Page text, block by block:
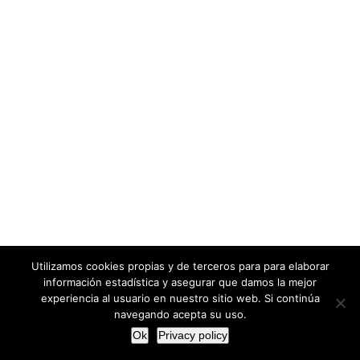
Utilizamos cookies propias y de terceros para para elaborar
información estadística y asegurar que damos la mejor
experiencia al usuario en nuestro sitio web. Si continúa
navegando acepta su uso.
Ok
Privacy policy